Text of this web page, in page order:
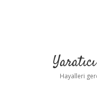
Hayalleri